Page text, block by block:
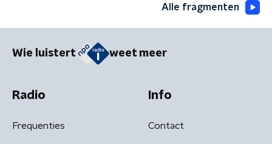
Alle fragmenten
Wie luistert weet meer
Radio
Frequenties
Info
Contact